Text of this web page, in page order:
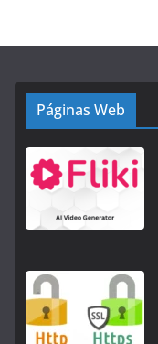
Páginas Web